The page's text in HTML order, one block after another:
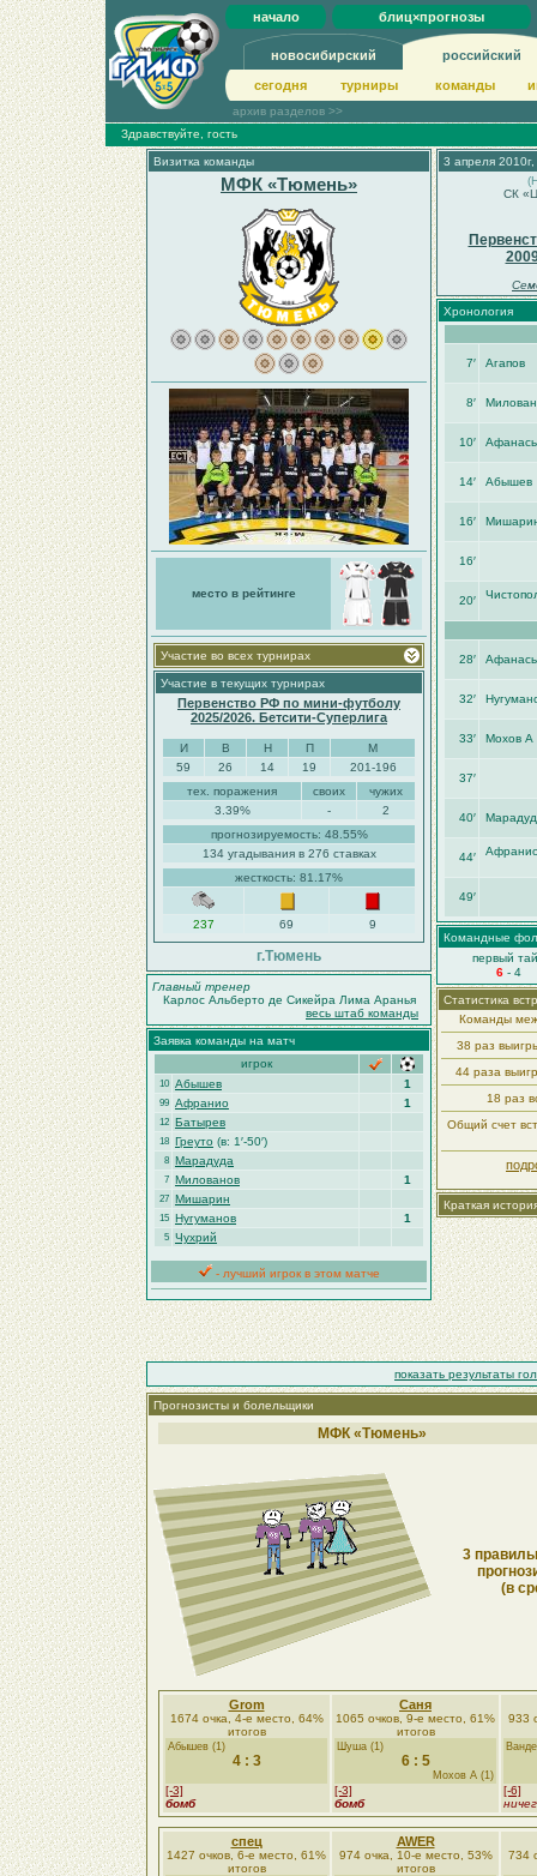
начало блиц×прогнозы
новосибирский российский
сегодня турниры команды
архив разделов >>
Здравствуйте, гость
Визитка команды
МФК «Тюмень»
место в рейтинге
Участие во всех турнирах
Участие в текущих турнирах
Первенство РФ по мини-футболу
2025/2026. Бетсити-Суперлига
И В Н П
М
59
26 14 19
201-196
тех. поражения
своих
чужих
3.39%
-
2
прогнозируемость: 48.55%
134 угадывания в 276 ставках
жесткость: 81.17%
237 69 9
г.Тюмень
Главный тренер
Карлос Альберто де Сикейра Лима Аранья
весь штаб команды
Заявка команды на матч
игрок
10 Абышев 1
99 Афранио 1
12 Батырев
18 Греуто (в: 1′-50′)
8 Марадуда
7 Милованов 1
27 Мишарин
15 Нугуманов 1
5 Чухрий
- лучший игрок в этом матче
3 апреля
СК
Хронология
7′ Агапов
8′
10′
14′ Абышев
16′
16′
20′
28′
32′
33′ Мохов А
37′
40′
44′
49′
Командные
первый
6 - 4
Статистика
Команды
38 раз
44 раза
18 раз
Общий счет
Краткая
показать результаты
Прогнозисты и болельщики
МФК «Тюмень»
3
(в
Grom
1674 очка, 4-е место, 64%
итогов
Абышев (1)
4 : 3
[-3]
бомб
Саня
1065 очков, 9-е место, 61%
итогов
Шуша (1)
6 : 5
Мохов А (1)
[-3]
бомб
933
[-6]
спец
1427 очков, 6-е место, 61%
итогов
AWER
974 очка, 10-е место, 53%
итогов
734